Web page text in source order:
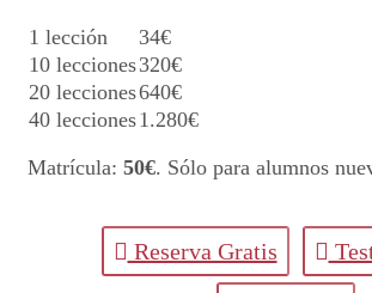
1 lección
34€
10 lecciones320€
20 lecciones640€
40 lecciones1.280€
Matrícula: 50€. Sólo para alumnos
Reserva Gratis